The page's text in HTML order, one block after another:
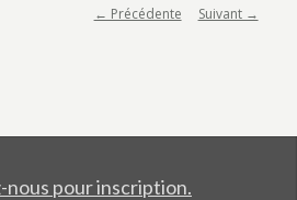
← Précédente Suivant →
nous pour inscription.